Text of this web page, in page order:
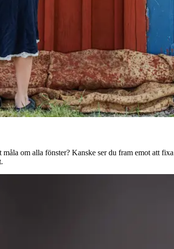
om alla fönster? Kanske ser du fram emot att